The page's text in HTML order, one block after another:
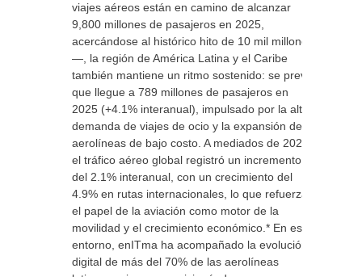
viajes aéreos están en camino de alcanzar
9,800 millones de pasajeros en 2025,
acercándose al histórico hito de 10 mil millones
—, la región de América Latina y el Caribe
también mantiene un ritmo sostenido: se prevé
que llegue a 789 millones de pasajeros en
2025 (+4.1% interanual), impulsado por la alta
demanda de viajes de ocio y la expansión de
aerolíneas de bajo costo. A mediados de 2025,
el tráfico aéreo global registró un incremento
del 2.1% interanual, con un crecimiento del
4.9% en rutas internacionales, lo que refuerza
el papel de la aviación como motor de la
movilidad y el crecimiento económico.* En este
entorno, enITma ha acompañado la evolución
digital de más del 70% de las aerolíneas